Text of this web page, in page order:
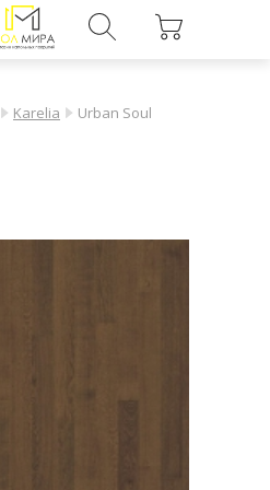
Karelia Urban Soul